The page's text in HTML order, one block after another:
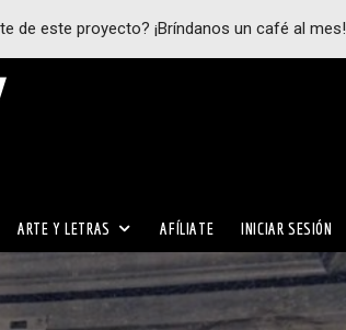
de este proyecto? ¡Bríndanos un café al mes!
ARTE Y LETRAS AFÍLIATE INICIAR SESIÓN